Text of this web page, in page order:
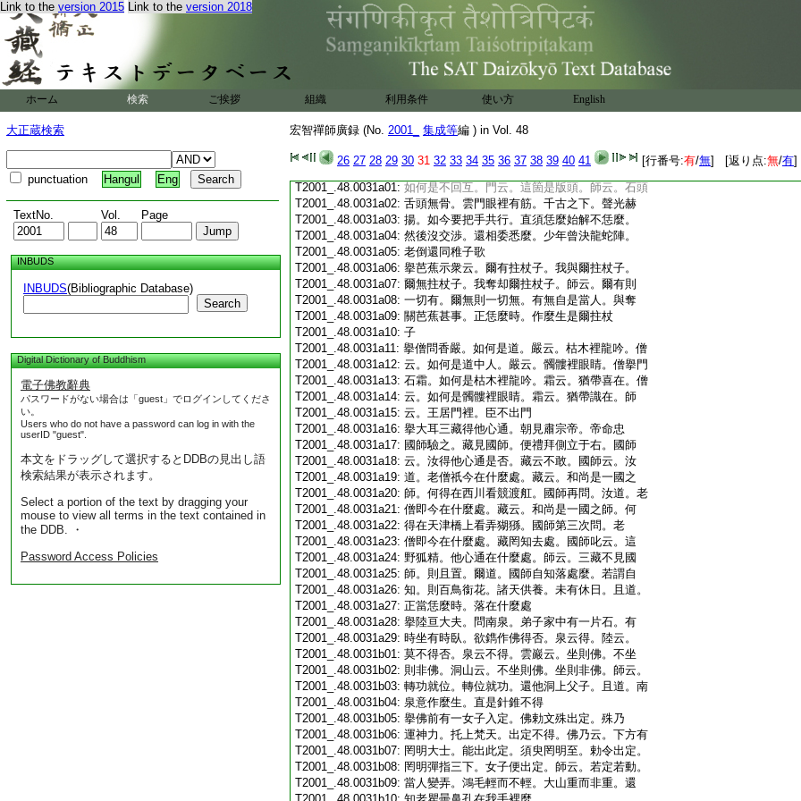
Link to the version 2015 Link to the version 2018
ホーム 検索 ご挨拶 組織 利用条件 使い方 English
大正蔵検索
punctuation Hangul Eng
TextNo. Vol. Page
INBUDS
INBUDS(Bibliographic Database)
Search
Digital Dictionary of Buddhism
電子佛教辭典
パスワードがない場合は「guest」でログインしてくださ
い。
Users who do not have a password can log in with the
userID "guest".
本文をドラッグして選択するとDDBの見出し語
検索結果が表示されます。
Select a portion of the text by dragging your
mouse to view all terms in the text contained in
the DDB. ・
Password Access Policies
宏智禪師廣録 (No. 2001_ 集成等編 ) in Vol. 48
26 27 28 29 30 31 32 33 34 35 36 37 38 39 40 41 [行番号:有/無] [返り点:無/有]
T2001_.48.0030c19:鶴出銀籠。還知麼。脱身一色無遺影。不坐同
T2001_.48.0030c20: 風落大功
T2001_.48.0030c21:擧白水垂語云。眼裏著砂不得。耳裏著水不
T2001_.48.0030c22:
得。僧便問。如何是眼裏著砂不得。水云。應眞
無比。僧云。如何是耳裏著水不得。水云。白淨
T2001_.48.0030c24:無垢。師云。白水老子。可謂大而無外。小而無
T2001_.48.0030c25:内。具足千變萬化。祇箇赤手空身。不受一滴
T2001_.48.0030c26:一塵。直是滿眼滿耳。還見麼。立足無閑地。知
T2001_.48.0030c27:心有幾人
T2001_.48.0030c28:擧石頭參同契云。回互不回互。僧問雲門。如
T2001_.48.0031a01: 如何是不回互。門云。這箇是版頭。師云。石頭
T2001_.48.0031a02: 舌頭無骨。雲門眼裡有筋。千古之下。聲光赫
T2001_.48.0031a03: 揚。如今要把手共行。直須恁麼始解不恁麼。
T2001_.48.0031a04: 然後沒交渉。還相委悉麼。少年曾決龍蛇陣。
T2001_.48.0031a05: 老倒還同稚子歌
T2001_.48.0031a06: 擧芭蕉示衆云。爾有拄杖子。我與爾拄杖子。
T2001_.48.0031a07: 爾無拄杖子。我奪却爾拄杖子。師云。爾有則
T2001_.48.0031a08: 一切有。爾無則一切無。有無自是當人。與奪
T2001_.48.0031a09: 關芭蕉甚事。正恁麼時。作麼生是爾拄杖
T2001_.48.0031a10: 子
T2001_.48.0031a11: 擧僧問香嚴。如何是道。嚴云。枯木裡龍吟。僧
T2001_.48.0031a12: 云。如何是道中人。嚴云。髑髏裡眼睛。僧擧門
T2001_.48.0031a13: 石霜。如何是枯木裡龍吟。霜云。猶帶喜在。僧
T2001_.48.0031a14: 云。如何是髑髏裡眼睛。霜云。猶帶識在。師
T2001_.48.0031a15: 云。王居門裡。臣不出門
T2001_.48.0031a16: 擧大耳三藏得他心通。朝見肅宗帝。帝命忠
T2001_.48.0031a17: 國師驗之。藏見國師。便禮拜側立于右。國師
T2001_.48.0031a18: 云。汝得他心通是否。藏云不敢。國師云。汝
T2001_.48.0031a19: 道。老僧祇今在什麼處。藏云。和尚是一國之
T2001_.48.0031a20: 師。何得在西川看競渡舡。國師再問。汝道。老
T2001_.48.0031a21: 僧即今在什麼處。藏云。和尚是一國之師。何
T2001_.48.0031a22: 得在天津橋上看弄猢猻。國師第三次問。老
T2001_.48.0031a23: 僧即今在什麼處。藏罔知去處。國師叱云。這
T2001_.48.0031a24: 野狐精。他心通在什麼處。師云。三藏不見國
T2001_.48.0031a25: 師。則且置。爾道。國師自知落處麼。若謂自
T2001_.48.0031a26: 知。則百鳥銜花。諸天供養。未有休日。且道。
T2001_.48.0031a27: 正當恁麼時。落在什麼處
T2001_.48.0031a28: 擧陸亘大夫。問南泉。弟子家中有一片石。有
T2001_.48.0031a29: 時坐有時臥。欲鐫作佛得否。泉云得。陸云。
T2001_.48.0031b01: 莫不得否。泉云不得。雲巖云。坐則佛。不坐
T2001_.48.0031b02: 則非佛。洞山云。不坐則佛。坐則非佛。師云。
T2001_.48.0031b03: 轉功就位。轉位就功。還他洞上父子。且道。南
T2001_.48.0031b04: 泉意作麼生。直是針錐不得
T2001_.48.0031b05: 擧佛前有一女子入定。佛勅文殊出定。殊乃
T2001_.48.0031b06: 運神力。托上梵天。出定不得。佛乃云。下方有
T2001_.48.0031b07: 罔明大士。能出此定。須臾罔明至。勅令出定。
T2001_.48.0031b08: 罔明彈指三下。女子便出定。師云。若定若動。
T2001_.48.0031b09: 當人變弄。鴻毛輕而不輕。大山重而非重。還